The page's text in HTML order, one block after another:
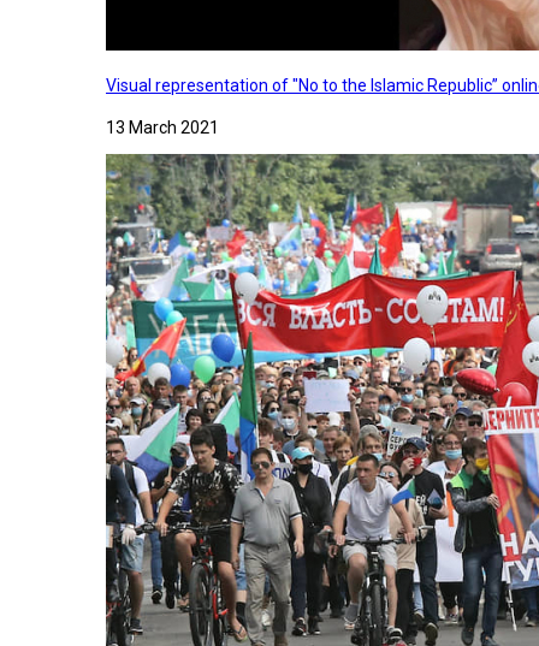
Visual representation of "No to the Islamic Republic”
13 March 2021